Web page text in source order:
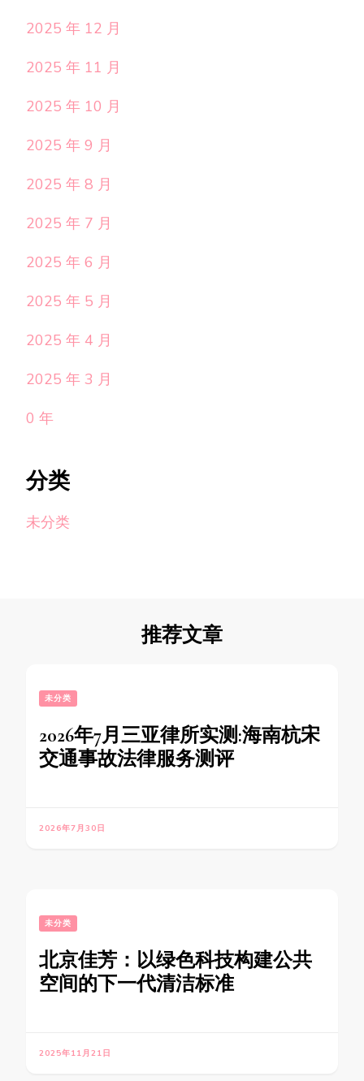
2025 年 12 月
2025 年 11 月
2025 年 10 月
2025 年 9 月
2025 年 8 月
2025 年 7 月
2025 年 6 月
2025 年 5 月
2025 年 4 月
2025 年 3 月
0 年
分类
未分类
推荐文章
未分类
2026年7月三亚律所实测:海南杭宋
交通事故法律服务测评
2026年7月30日
未分类
北京佳芳：以绿色科技构建公共
空间的下一代清洁标准
2025年11月21日